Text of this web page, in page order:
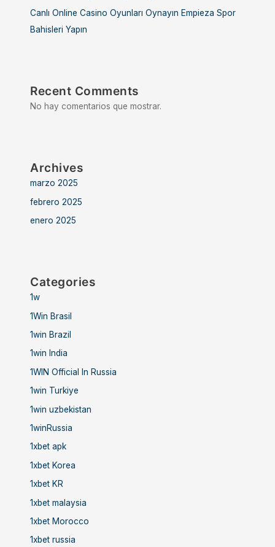
Canlı Online Casino Oyunları Oynayın Empieza Spor
Bahisleri Yapın
Recent Comments
No hay comentarios que mostrar.
Archives
marzo 2025
febrero 2025
enero 2025
Categories
1w
1Win Brasil
1win Brazil
1win India
1WIN Official In Russia
1win Turkiye
1win uzbekistan
1winRussia
1xbet apk
1xbet Korea
1xbet KR
1xbet malaysia
1xbet Morocco
1xbet russia